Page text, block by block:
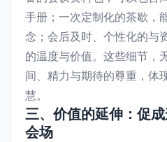
手册；一次定制化的茶歇，
念；会后及时、个性化的与
的温度与价值。这些细节，
间、精力与期待的尊重，体
慧。
三、价值的延伸：促
会场